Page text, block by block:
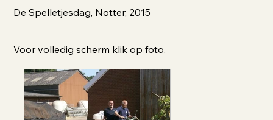
De Spelletjesdag, Notter, 2015
Voor volledig scherm klik op foto.